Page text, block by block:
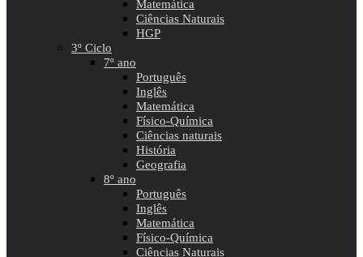
Matemática
Ciências Naturais
HGP
3º Ciclo
7º ano
Português
Inglês
Matemática
Físico-Química
Ciências naturais
História
Geografia
8º ano
Português
Inglês
Matemática
Físico-Química
Ciências Naturais